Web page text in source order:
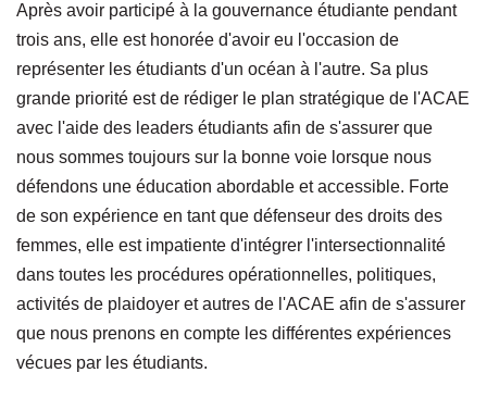
Après avoir participé à la gouvernance étudiante pendant
trois ans, elle est honorée d'avoir eu l'occasion de
représenter les étudiants d'un océan à l'autre. Sa plus
grande priorité est de rédiger le plan stratégique de l'ACAE
avec l'aide des leaders étudiants afin de s'assurer que
nous sommes toujours sur la bonne voie lorsque nous
défendons une éducation abordable et accessible. Forte
de son expérience en tant que défenseur des droits des
femmes, elle est impatiente d'intégrer l'intersectionnalité
dans toutes les procédures opérationnelles, politiques,
activités de plaidoyer et autres de l'ACAE afin de s'assurer
que nous prenons en compte les différentes expériences
vécues par les étudiants.